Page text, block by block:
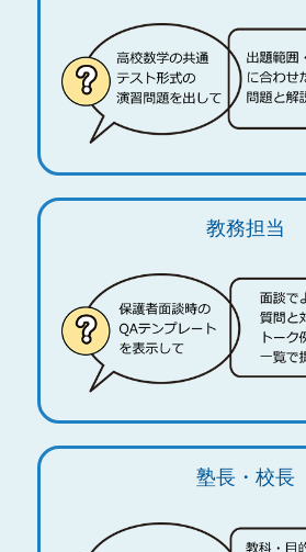
教務担当
塾長・校長